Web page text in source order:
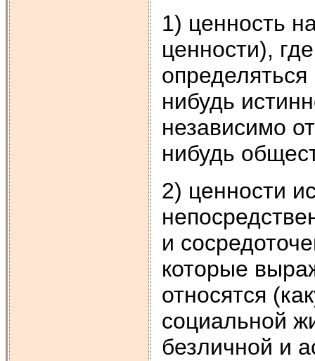
1) ценность
ценности),
определяться
нибудь
независимо
нибудь
2) ценности
и
которые
относятся
социальной
безличной и